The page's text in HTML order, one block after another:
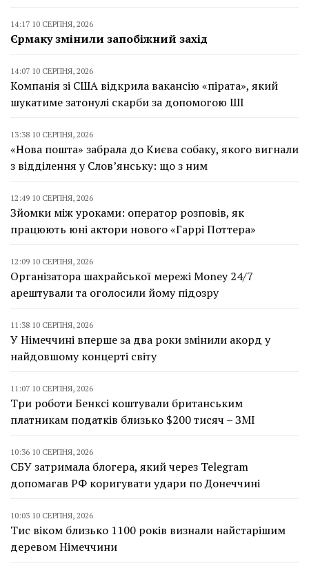
14:17 10 СЕРПНЯ, 2026
Єрмаку змінили запобіжний захід
14:07 10 СЕРПНЯ, 2026
Компанія зі США відкрила вакансію «пірата», який
шукатиме затонулі скарби за допомогою ШІ
13:38 10 СЕРПНЯ, 2026
«Нова пошта» забрала до Києва собаку, якого вигнали
з відділення у Слов’янську: що з ним
12:49 10 СЕРПНЯ, 2026
Зйомки між уроками: оператор розповів, як
працюють юні актори нового «Гаррі Поттера»
12:09 10 СЕРПНЯ, 2026
Організатора шахрайської мережі Money 24/7
арештували та оголосили йому підозру
11:38 10 СЕРПНЯ, 2026
У Німеччині вперше за два роки змінили акорд у
найдовшому концерті світу
11:07 10 СЕРПНЯ, 2026
Три роботи Бенксі коштували британським
платникам податків близько $200 тисяч – ЗМІ
10:36 10 СЕРПНЯ, 2026
СБУ затримала блогера, який через Telegram
допомагав РФ коригувати удари по Донеччині
10:03 10 СЕРПНЯ, 2026
Тис віком близько 1100 років визнали найстарішим
деревом Німеччини